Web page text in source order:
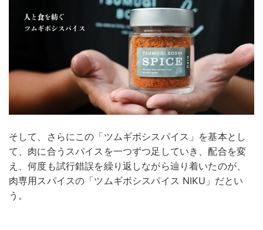
そして、さらにこの「ツムギボシスパイス」を基本とし
て、肉に合うスパイスを一つずつ足していき、配合を変
え、何度も試行錯誤を繰り返しながら辿り着いたのが、
肉専用スパイスの「ツムギボシスパイス NIKU」だとい
う。